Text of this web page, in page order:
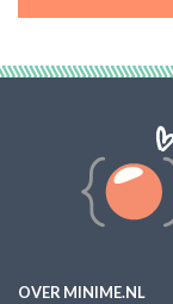
OVER MINIME.NL